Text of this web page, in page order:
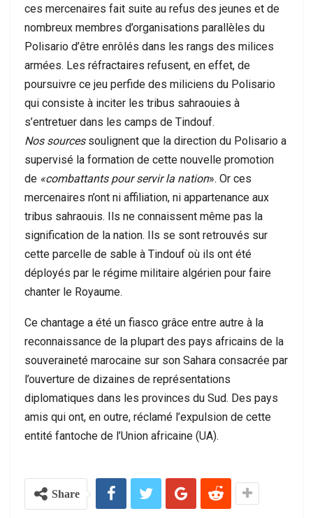
ces mercenaires fait suite au refus des jeunes et de
nombreux membres d’organisations parallèles du
Polisario d’être enrôlés dans les rangs des milices
armées. Les réfractaires refusent, en effet, de
poursuivre ce jeu perfide des miliciens du Polisario
qui consiste à inciter les tribus sahraouies à
s’entretuer dans les camps de Tindouf.
Nos sources soulignent que la direction du Polisario a
supervisé la formation de cette nouvelle promotion
de «combattants pour servir la nation». Or ces
mercenaires n’ont ni affiliation, ni appartenance aux
tribus sahraouis. Ils ne connaissent même pas la
signification de la nation. Ils se sont retrouvés sur
cette parcelle de sable à Tindouf où ils ont été
déployés par le régime militaire algérien pour faire
chanter le Royaume.
Ce chantage a été un fiasco grâce entre autre à la
reconnaissance de la plupart des pays africains de la
souveraineté marocaine sur son Sahara consacrée par
l’ouverture de dizaines de représentations
diplomatiques dans les provinces du Sud. Des pays
amis qui ont, en outre, réclamé l’expulsion de cette
entité fantoche de l’Union africaine (UA).
Share